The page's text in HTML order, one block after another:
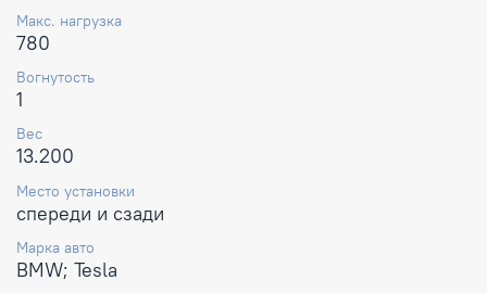
Макс. нагрузка
780
Вогнутость
1
Вес
13.200
Место установки
спереди и сзади
Марка авто
BMW; Tesla